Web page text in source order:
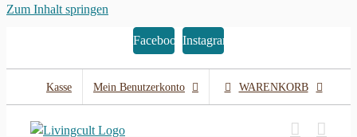
Zum Inhalt springen
Facebook Instagram
Kasse Mein Benutzerkonto WARENKORB